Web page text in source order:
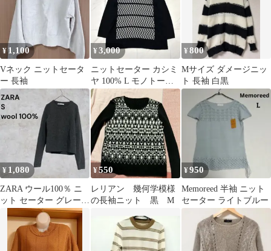
¥ 1,100
Vネック ニットセータ
ー 長袖
¥3,000
ニットセーター カシミ
ヤ 100% L モノトーン
モード系 トラッド 黒
¥800
Mサイズ ダメージニッ
ト 長袖 白黒
¥ 1,080
ZARA ウール100％ ニ
ット セーター グレー
シンプル ベーシック 秋
冬
¥550
レリアン 幾何学模様
の長袖ニット 黒 M
¥950
Memoreed 半袖 ニット
セーター ライトブルー